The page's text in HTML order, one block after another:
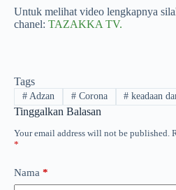
Untuk melihat video lengkapnya
chanel: TAZAKKA TV.
Tags
#Adzan #Corona # keadaan
Tinggalkan Balasan
Your email address will not be published.
*
Nama *